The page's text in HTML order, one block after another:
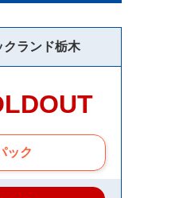
クランド栃木
ック